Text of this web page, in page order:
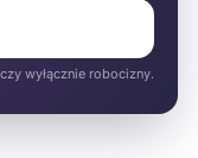
wyłącznie robocizny.